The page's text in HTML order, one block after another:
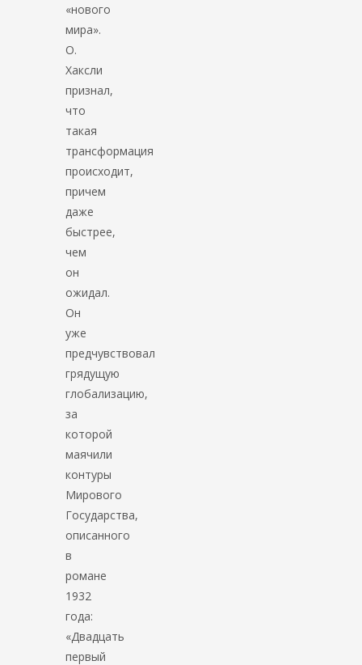
«нового
мира».
О.
Хаксли
признал,
что
такая
трансформация
происходит,
причем
даже
быстрее,
чем
он
ожидал.
Он
уже
предчувствовал
грядущую
глобализацию,
за
которой
маячили
контуры
Мирового
Государства,
описанного
в
романе
1932
года:
«Двадцать
первый